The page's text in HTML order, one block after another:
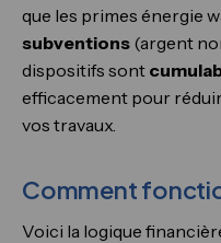
que les primes énergie
subventions (argent
dispositifs sont
efficacement pour
vos travaux.
Comment
Voici la logique